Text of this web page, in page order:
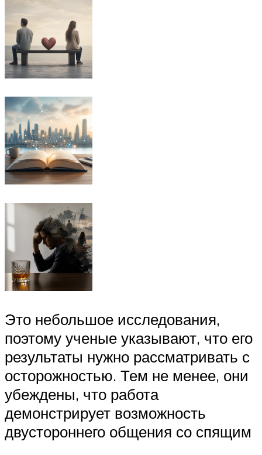
Это небольшое исследования,
поэтому ученые указывают, что его
результаты нужно рассматривать с
осторожностью. Тем не менее, они
убеждены, что работа
демонстрирует возможность
двустороннего общения со спящим